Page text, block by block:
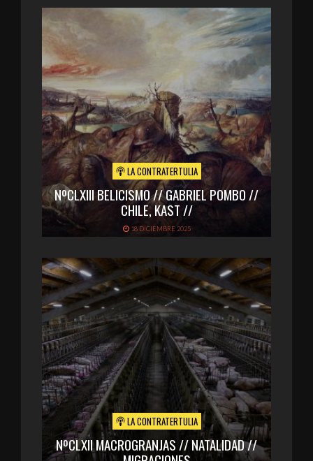
LA CONTRATERTULIA
NºCLXIII BELICISMO // GABRIEL POMBO //
CHILE, KAST //
18 DICIEMBRE 2025
LA CONTRATERTULIA
NºCLXII MACROGRANJAS // NATALIDAD //